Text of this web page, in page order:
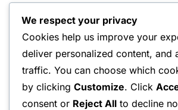
Name:
Email Address:
We respect your privacy
Cookies help us improve your
deliver personalized content, and
traffic. You can choose which
by clicking Customize. Click
consent or Reject All to decline